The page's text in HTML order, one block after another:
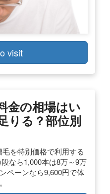
visit
金の相場はい
りる？部位別
を特別価格で利用する
なら1,000本は8万～9万
ペーンなら9,600円で体